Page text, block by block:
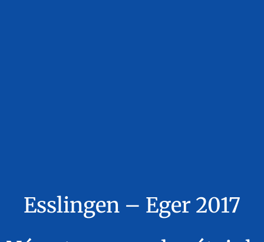
Esslingen – Eger 2017